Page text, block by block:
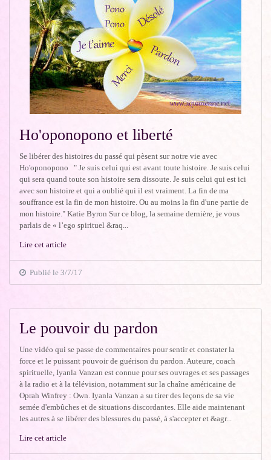
Ho'oponopono et liberté
Se libérer des histoires du passé qui pèsent sur notre vie avec
Ho'oponopono " Je suis celui qui est avant toute histoire. Je suis celui
qui sera quand toute son histoire sera dissoute. Je suis celui qui est ici
avec son histoire et qui a oublié qui il est vraiment. La fin de ma
souffrance est la fin de mon histoire. Ou au moins la fin d'une partie de
mon histoire." Katie Byron Sur ce blog, la semaine dernière, je vous
parlais de « l’ego spirituel &raq...
Lire cet article
Publié le 3/7/17
Le pouvoir du pardon
Une vidéo qui se passe de commentaires pour sentir et constater la
force et le puissant pouvoir de guérison du pardon. Auteure, coach
spirituelle, Iyanla Vanzan est connue pour ses ouvrages et ses passages
à la radio et à la télévision, notamment sur la chaîne américaine de
Oprah Winfrey : Own. Iyanla Vanzan a su tirer des leçons de sa vie
semée d'embûches et de situations discordantes. Elle aide maintenant
les autres à se libérer des blessures du passé, à s'accepter et &agr...
Lire cet article